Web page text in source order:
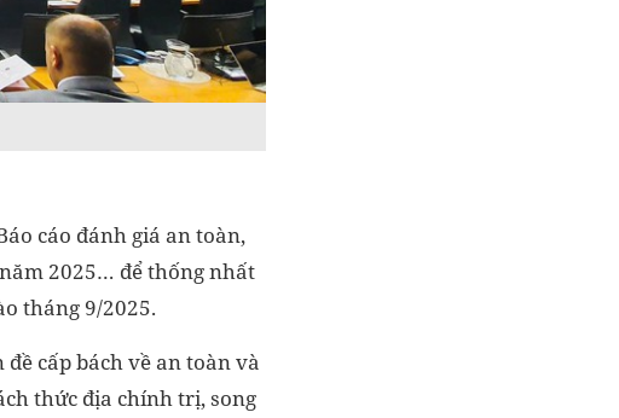
cáo đánh giá an toàn,
2025… để thống nhất
tháng 9/2025.
cấp bách về an toàn và
thức địa chính trị, song